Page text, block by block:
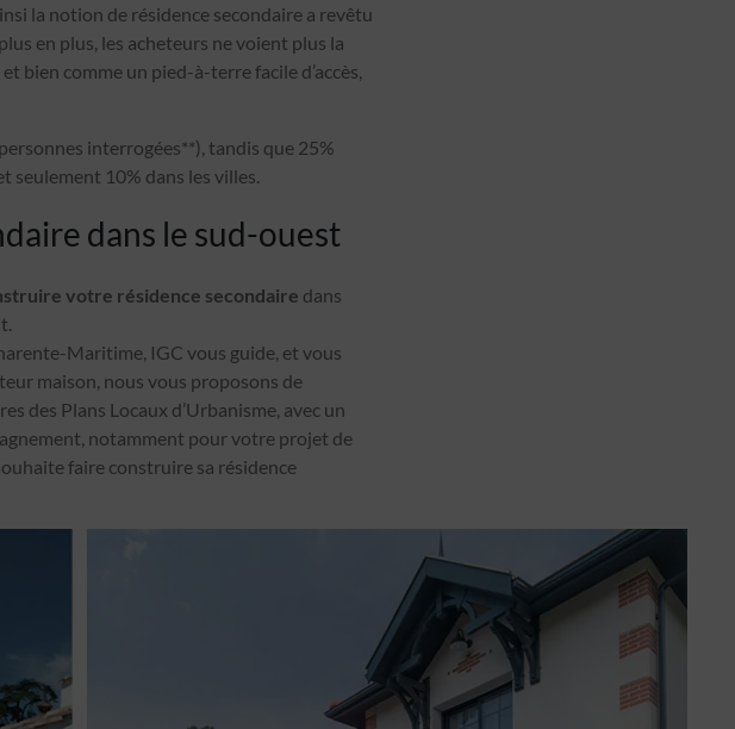
la notion de résidence secondaire a revêtu
en plus, les acheteurs ne voient plus la
bien comme un pied-à-terre facile d’accès,
interrogées**), tandis que 25%
seulement 10% dans les villes.
dans le sud-ouest
votre résidence secondaire dans
Maritime, IGC vous guide, et vous
maison, nous vous proposons de
des Plans Locaux d’Urbanisme, avec un
notamment pour votre projet de
faire construire sa résidence